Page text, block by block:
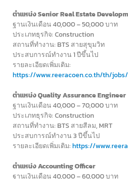
ตำแหน่ง Senior Real Estate
ฐานเงินเดือน 40,000 – 50,000 บาท
ประเภทธุรกิจ: Construction
สถานที่ทำงาน: BTS สายสุขุมวิท
ประสบการณ์ทำงาน 1 ปีขึ้นไป
รายละเอียดเพิ่มเติม:
https://www.reeracoen.co.th/th/
ตำแหน่ง Quality Assurance Engineer
ฐานเงินเดือน 40,000 – 70,000 บาท
ประเภทธุรกิจ: Construction
สถานที่ทำงาน: BTS สายสีลม, MRT
ประสบการณ์ทำงาน 3 ปีขึ้นไป
รายละเอียดเพิ่มเติม:https://
ตำแหน่ง Accounting Officer
ฐานเงินเดือน 40,000 – 60,000 บาท